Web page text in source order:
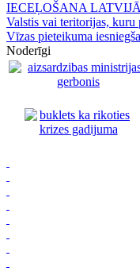
IECEĻOŠANA LATVIJĀ
Valstis vai teritorijas, kuru
Vīzas pieteikuma
Noderīgi